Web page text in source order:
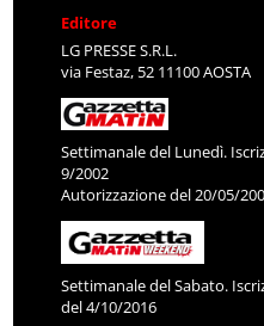
Editore
LG PRESSE S.R.L.
via Festaz, 52 11100 AOSTA
Settimanale del Lunedì.
9/2002
Autorizzazione del 20/05/
Settimanale del Sabato.
del 4/10/2016